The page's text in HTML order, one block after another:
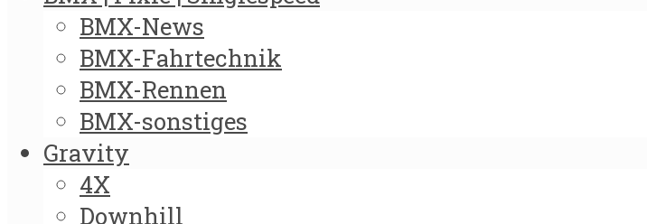
BMX-News
BMX-Fahrtechnik
BMX-Rennen
BMX-sonstiges
Gravity
4X
Downhill